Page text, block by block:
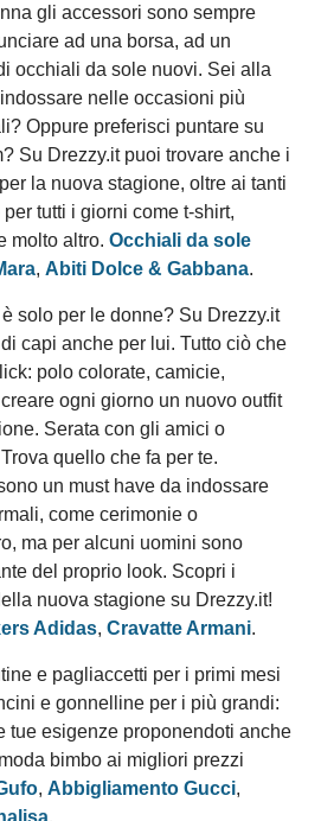
gli accessori sono sempre
ad una borsa, ad un
occhiali da sole nuovi. Sei alla
nelle occasioni più
Oppure preferisci puntare su
Su Drezzy.it puoi trovare anche i
la nuova stagione, oltre ai tanti
tutti i giorni come t-shirt,
molto altro. Occhiali da sole
, Abiti Dolce & Gabbana.
solo per le donne? Su Drezzy.it
capi anche per lui. Tutto ciò che
polo colorate, camicie,
ogni giorno un nuovo outfit
Serata con gli amici o
quello che fa per te.
un must have da indossare
come cerimonie o
ma per alcuni uomini sono
del proprio look. Scopri i
nuova stagione su Drezzy.it!
Adidas, Cravatte Armani.
e pagliaccetti per i primi mesi
e gonnelline per i più grandi:
tue esigenze proponendoti anche
bimbo ai migliori prezzi
, Abbigliamento Gucci,
.